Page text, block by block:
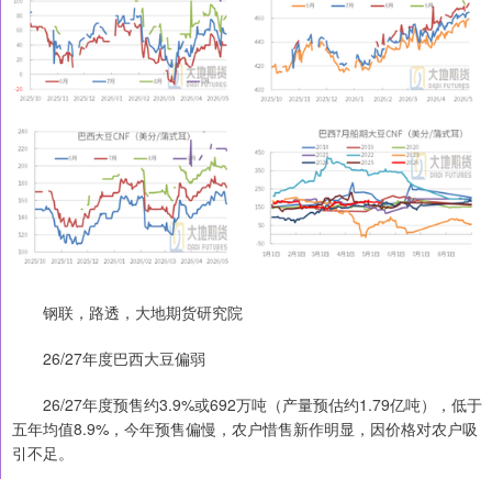
钢联，路透，大地期货研究院
26/27年度巴西大豆偏弱
26/27年度预售约3.9%或692万吨（产量预估约1.79亿吨），低于
五年均值8.9%，今年预售偏慢，农户惜售新作明显，因价格对农户吸
引不足。